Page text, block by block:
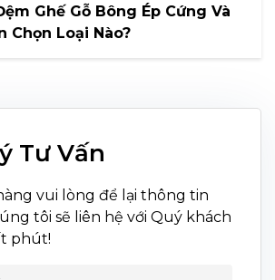
Ghế Gỗ Bông Ép Cứng Và
Chọn Loại Nào?
Tư Vấn
vui lòng để lại thông tin
tôi sẽ liên hệ với Quý khách
phút!